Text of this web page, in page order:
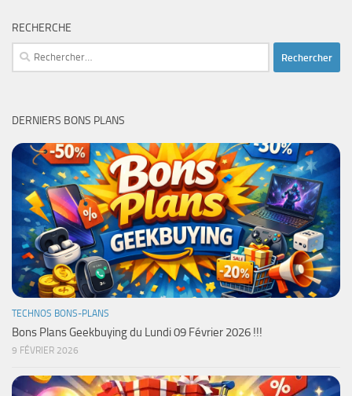
RECHERCHE
Rechercher :
DERNIERS BONS PLANS
TECHNOS BONS-PLANS
Bons Plans Geekbuying du Lundi 09 Février 2026 !!!
9 FÉVRIER 2026